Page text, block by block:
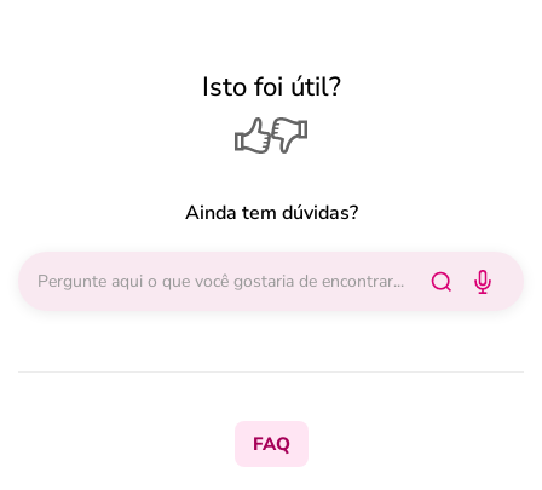
Isto foi útil?
Ainda tem dúvidas?
FAQ